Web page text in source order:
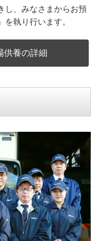
し、みなさまからお預
執り行います。
供養の詳細